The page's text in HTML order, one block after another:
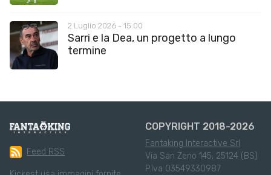
2 Luglio 2026 - 15:00
Sarri e la Dea, un progetto a lungo
termine
Feed RSS
COPYRIGHT 2018-2026
Fantaking Interactive Srl
Via San Zeno 145, 25124 (BS)
P.Iva 03549330987